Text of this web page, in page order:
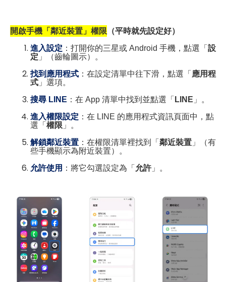
開啟手機「鄰近裝置」權限 （平時就先設定好）
進入設定 ：打開你的三星或 Android 手機，點選「 設
定 」（齒輪圖示）。
找到應用程式 ：在設定清單中往下滑，點選「 應用程
式 」選項。
搜尋 LINE ：在 App 清單中找到並點選「 LINE 」。
進入權限設定 ：在 LINE 的應用程式資訊頁面中，點
選「 權限 」。
解鎖鄰近裝置 ：在權限清單裡找到「 鄰近裝置 」（有
些手機顯示為附近裝置）。
允許使用 ：將它勾選設定為「 允許」。